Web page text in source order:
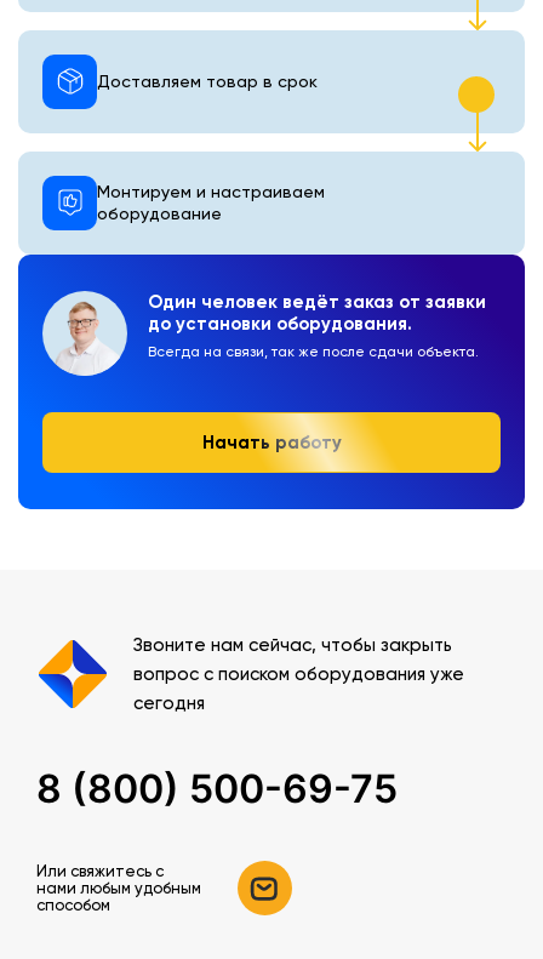
Один человек ведёт заказ от заявки
до установки оборудования.
Всегда на связи, так же после сдачи объекта.
Начать работу
Монтируем и настраиваем
оборудование
Доставляем товар в срок
Звоните нам сейчас, чтобы закрыть
вопрос с поиском оборудования уже
сегодня
8 (800) 500-69-75
Или свяжитесь c
нами любым удобным
способом